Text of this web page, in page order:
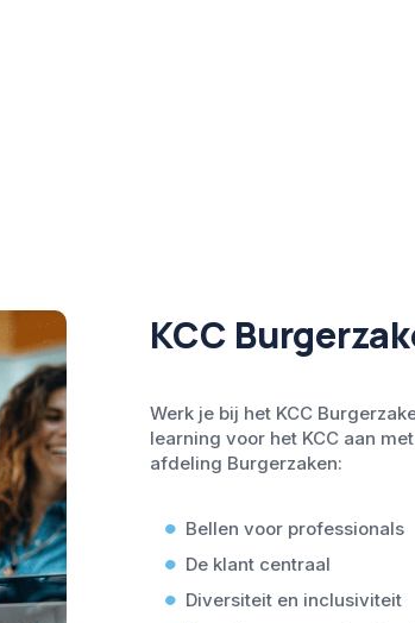
KCC
Werk je bij het KCC
learning voor het KCC aan
afdeling Burgerzaken:
Bellen voor professionals
De klant centraal
Diversiteit en inclusiviteit